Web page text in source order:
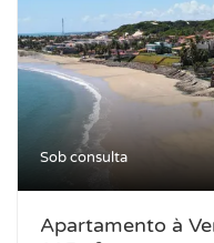
Sob consulta
Apartamento à